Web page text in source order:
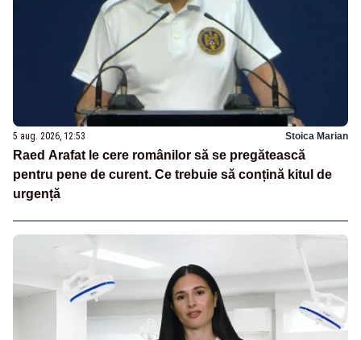
5 aug. 2026, 12:53 Stoica Marian
Raed Arafat le cere românilor să se pregătească
pentru pene de curent. Ce trebuie să conțină kitul de
urgență